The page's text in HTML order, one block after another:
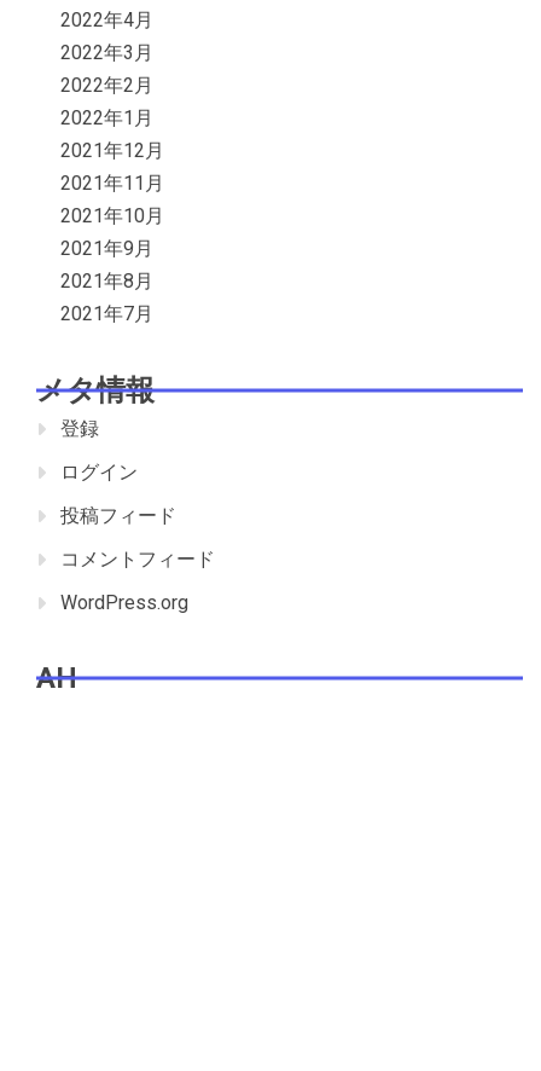
2022年4月
2022年3月
2022年2月
2022年1月
2021年12月
2021年11月
2021年10月
2021年9月
2021年8月
2021年7月
メタ情報
登録
ログイン
投稿フィード
コメントフィード
WordPress.org
AH